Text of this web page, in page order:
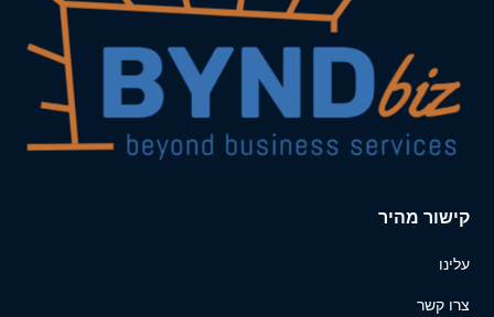
קישור מהיר
עלינו
צרו קשר